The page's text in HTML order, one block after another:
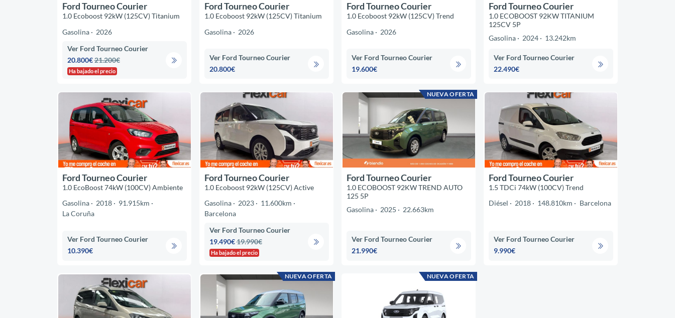
Ford Tourneo Courier
1.0 Ecoboost 92kW (125CV) Titanium
Gasolina
2026
Ver Ford Tourneo Courier
20.800€21.200€
Ha bajado el precio
Ford Tourneo Courier
1.0 Ecoboost 92kW (125CV) Titanium
Gasolina
2026
Ver Ford Tourneo Courier
20.800€
Ford Tourneo Courier
1.0 Ecoboost 92kW (125CV) Trend
Gasolina
2026
Ver Ford Tourneo Courier
19.600€
Ford Tourneo Courier
1.0 ECOBOOST 92KW TITANIUM
125CV 5P
Gasolina
2024 13.242km
Ver Ford Tourneo Courier
22.490€
Ford Tourneo Courier
1.0 EcoBoost 74kW (100CV) Ambiente
Gasolina
2018
91.915km
La Coruña
Ver Ford Tourneo Courier
10.390€
Ford Tourneo Courier
1.0 Ecoboost 92kW (125CV) Active
Gasolina
2023
11.600km
Barcelona
Ver Ford Tourneo Courier
19.490€19.990€
Ha bajado el precio
NUEVA OFERTA
Ford Tourneo Courier
1.0 ECOBOOST 92KW TREND AUTO
125 5P
Gasolina
2025 22.663km
Ver Ford Tourneo Courier
21.990€
Ford Tourneo Courier
1.5 TDCi 74kW (100CV) Trend
Diésel
2018 148.810km Barcelona
Ver Ford Tourneo Courier
9.990€
NUEVA OFERTA NUEVA OFERTA